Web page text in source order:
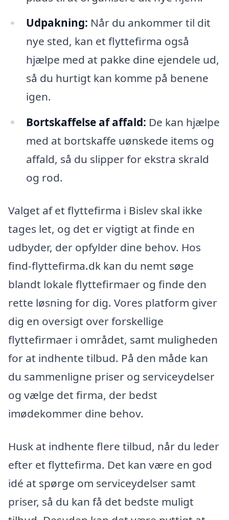
Udpakning: Når du ankommer til dit
nye sted, kan et flyttefirma også
hjælpe med at pakke dine ejendele ud,
så du hurtigt kan komme på benene
igen.
Bortskaffelse af affald: De kan hjælpe
med at bortskaffe uønskede items og
affald, så du slipper for ekstra skrald
og rod.
Valget af et flyttefirma i Bislev skal ikke
tages let, og det er vigtigt at finde en
udbyder, der opfylder dine behov. Hos
find-flyttefirma.dk kan du nemt søge
blandt lokale flyttefirmaer og finde den
rette løsning for dig. Vores platform giver
dig en oversigt over forskellige
flyttefirmaer i området, samt muligheden
for at indhente tilbud. På den måde kan
du sammenligne priser og serviceydelser
og vælge det firma, der bedst
imødekommer dine behov.
Husk at indhente flere tilbud, når du leder
efter et flyttefirma. Det kan være en god
idé at spørge om serviceydelser samt
priser, så du kan få det bedste muligt